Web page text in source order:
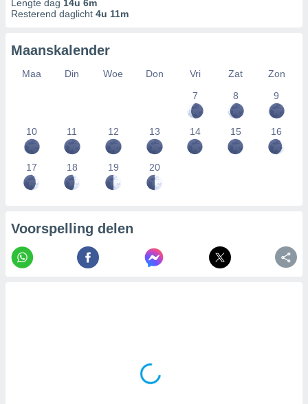
Lengte dag 14u 6m
Resterend daglicht 4u 11m
Maanskalender
Maa Din Woe Don Vri Zat
Zon
7
8 9
10 11 12 13 14 15 16
17 18 19 20
Voorspelling delen